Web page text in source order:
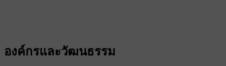
องค์กรและวัฒนธรรม